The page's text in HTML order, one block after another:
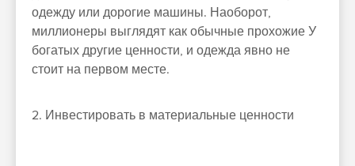
одежду или дорогие машины. Наоборот,
миллионеры выглядят как обычные прохожие У
богатых другие ценности, и одежда явно не
стоит на первом месте.
2. Инвестировать в материальные ценности